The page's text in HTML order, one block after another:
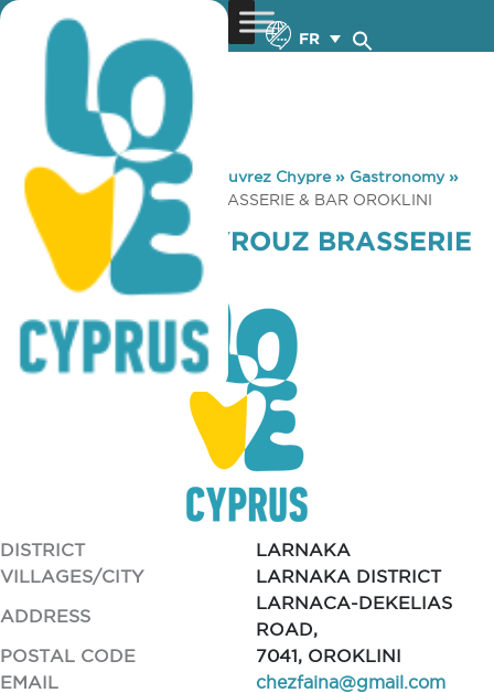
FR
You are here: Home »Découvrez Chypre» Gastronomy»
CHEZ FAINA FAYROUZ BRASSERIE & BAR OROKLINI
CHEZ FAINA FAYROUZ BRASSERIE
& BAR OROKLINI
DISTRICT
LARNAKA
VILLAGES/CITY
LARNAKA DISTRICT
ADDRESS
LARNACA-DEKELIAS
ROAD,
POSTAL CODE
7041, OROKLINI
EMAIL
chezfaina@gmail.com